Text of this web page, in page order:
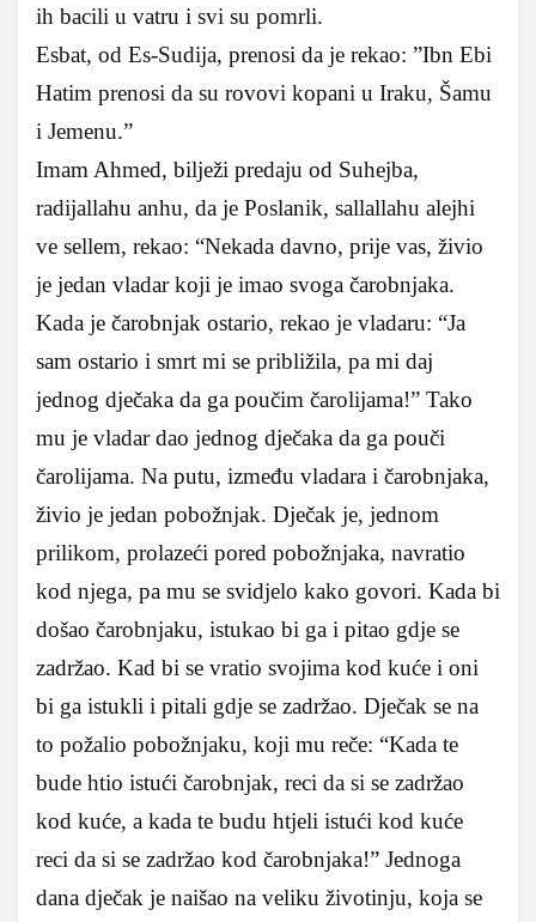
ih bacili u vatru i svi su pomrli.
Esbat, od Es-Sudija, prenosi da je rekao: ”Ibn Ebi
Hatim prenosi da su rovovi kopani u Iraku, Šamu
i Jemenu.”
Imam Ahmed, bilježi predaju od Suhejba,
radijallahu anhu, da je Poslanik, sallallahu alejhi
ve sellem, rekao: “Nekada davno, prije vas, živio
je jedan vladar koji je imao svoga čarobnjaka.
Kada je čarobnjak ostario, rekao je vladaru: “Ja
sam ostario i smrt mi se približila, pa mi daj
jednog dječaka da ga poučim čarolijama!” Tako
mu je vladar dao jednog dječaka da ga pouči
čarolijama. Na putu, između vladara i čarobnjaka,
živio je jedan pobožnjak. Dječak je, jednom
prilikom, prolazeći pored pobožnjaka, navratio
kod njega, pa mu se svidjelo kako govori. Kada bi
došao čarobnjaku, istukao bi ga i pitao gdje se
zadržao. Kad bi se vratio svojima kod kuće i oni
bi ga istukli i pitali gdje se zadržao. Dječak se na
to požalio pobožnjaku, koji mu reče: “Kada te
bude htio istući čarobnjak, reci da si se zadržao
kod kuće, a kada te budu htjeli istući kod kuće
reci da si se zadržao kod čarobnjaka!” Jednoga
dana dječak je naišao na veliku životinju, koja se